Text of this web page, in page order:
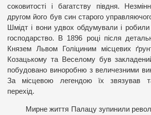
соковитості і багатству півдня.
другом його був син старого
Шмідт і вони удвох обдумували і
господарство. В 1896 році після
Князем Львом Голіциним місцевих
Козацькому та Веселому був
побудовано виноробню з величезними
За місцевою легендою їх звязував
перехід.
Мирне життя Палацу зупинили